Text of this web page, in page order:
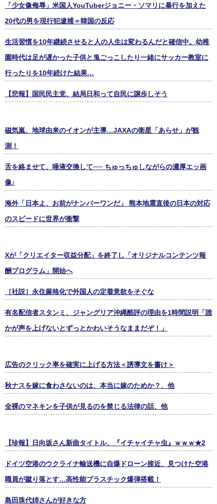
「少女像侮辱」米国人YouTuberジョニー・ソマリに暴行を加えた
20代の男を現行犯逮捕＝韓国の反応
生活習慣を10年継続させると人の人生は変わるんだと確信中。幼稚
園時代は足が遅かった子供と鬼ごっこしたり一緒にサッカー教室に
行ったりを10年続けた結果…
【悲報】国民民主党、結局日和って自民に譲歩しそう
磁気嵐、地球由来のイオンが主導…JAXAの衛星「あらせ」が観
測！
舌を絡ませて、唾液交換して── ちゅっちゅしながらの濃厚エッ画
像♪
海外「日本よ、お前がナンバーワンだ」 熊本地震直後の日本の対応
のスピードに世界が衝撃
Xが「クリエイター収益分配」を終了し「オリジナルコンテンツ報
酬プログラム」開始へ
［社説］永住厳格化で外国人の定着意欲をそぐな
有名配信者スタンミ、ジャングリア沖縄酷評の理由を1時間説明「誰
かが声を上げないとずっとかわいそうなままだぞ！」
広告のクリック率を確実に上げる方法＜誘導文を書け＞
秋ナスを嫁に食わさないのは、本当に嫁のためか？、他
全裸のマネキンを子供が見るのを禁じる法律の話、他
【珍報】日向坂さん新曲タイトル、『イチャイチャ虫』ｗｗｗ★2
ドイツ空港のウクライナ輸送機に自爆ドローン接近、見つけた空港
職員が蹴り落とす…高性能プラスチック爆弾搭載！
島田珠代姉さんが好きな方